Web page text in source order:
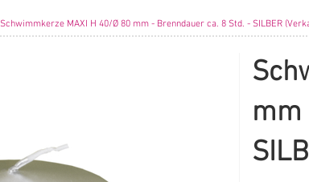
Schwimmkerze MAXI H 40/Ø 80 mm - Brenndauer ca. 8 Std. - SILBER
mm